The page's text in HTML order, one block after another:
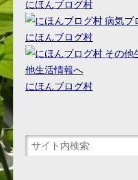
にほんブログ村
にほんブログ村
にほんブログ村